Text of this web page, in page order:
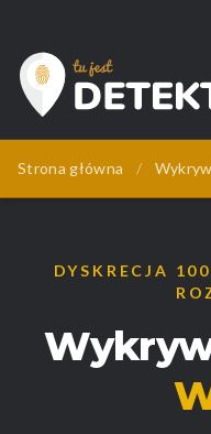
Tu Jest Detektyw
Strona główna /
DYSKRECJA